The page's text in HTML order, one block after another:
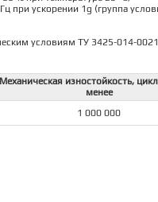
при ускорении 1g (группа
условиям ТУ 3425-014-
Механическая изностойкость,
менее
1 000 000